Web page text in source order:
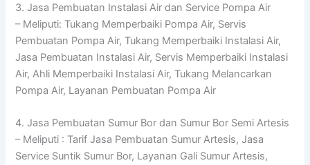
3. Jasa Pembuatan Instalasi Air dan Service Pompa Air
– Meliputi: Tukang Memperbaiki Pompa Air, Servis
Pembuatan Pompa Air, Tukang Memperbaiki Instalasi Air,
Jasa Pembuatan Instalasi Air, Servis Memperbaiki Instalasi
Air, Ahli Memperbaiki Instalasi Air, Tukang Melancarkan
Pompa Air, Layanan Pembuatan Pompa Air
4. Jasa Pembuatan Sumur Bor dan Sumur Bor Semi Artesis
– Meliputi : Tarif Jasa Pembuatan Sumur Artesis, Jasa
Service Suntik Sumur Bor, Layanan Gali Sumur Artesis,